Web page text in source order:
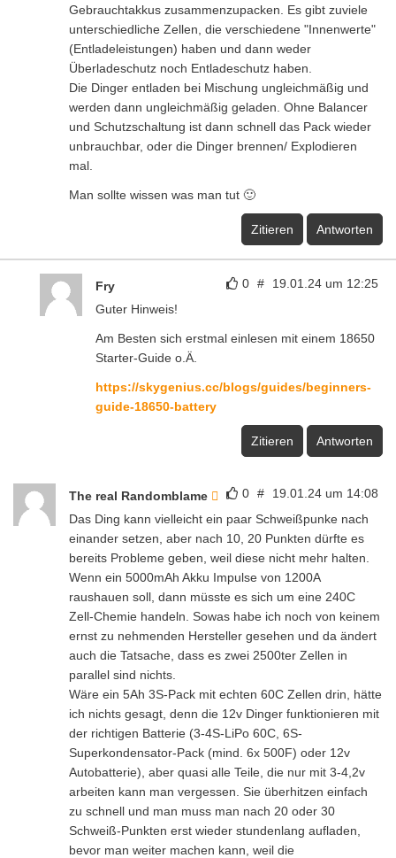
Gebrauchtakkus zusammenzupacken. Es gibt zuviele
unterschiedliche Zellen, die verschiedene "Innenwerte"
(Entladeleistungen) haben und dann weder
Überladeschutz noch Entladeschutz haben.
Die Dinger entladen bei Mischung ungleichmäßig und
werden dann ungleichmäßig geladen. Ohne Balancer
und Schutzschaltung ist dann schnell das Pack wieder
unbrauchbar, oder die Dinger brennen/ Explodieren
mal.
Man sollte wissen was man tut 🙂
Zitieren Antworten
0 # 19.01.24 um 12:25
Fry
Guter Hinweis!
Am Besten sich erstmal einlesen mit einem 18650
Starter-Guide o.Ä.
https://skygenius.cc/blogs/guides/beginners-
guide-18650-battery
Zitieren Antworten
0 # 19.01.24 um 14:08
The real Randomblame
Das Ding kann vielleicht ein paar Schweißpunke nach
einander setzen, aber nach 10, 20 Punkten dürfte es
bereits Probleme geben, weil diese nicht mehr halten.
Wenn ein 5000mAh Akku Impulse von 1200A
raushauen soll, dann müsste es sich um eine 240C
Zell-Chemie handeln. Sowas habe ich noch von keinem
ernst zu nehmenden Hersteller gesehen und da ändert
auch die Tatsache, dass es zwei 2500ter Zellen in
parallel sind nichts.
Wäre ein 5Ah 3S-Pack mit echten 60C Zellen drin, hätte
ich nichts gesagt, denn die 12v Dinger funktionieren mit
der richtigen Batterie (3-4S-LiPo 60C, 6S-
Superkondensator-Pack (mind. 6x 500F) oder 12v
Autobatterie), aber quasi alle Teile, die nur mit 3-4,2v
arbeiten kann man vergessen. Sie überhitzen einfach
zu schnell und man muss man nach 20 oder 30
Schweiß-Punkten erst wieder stundenlang aufladen,
bevor man weiter machen kann, weil die